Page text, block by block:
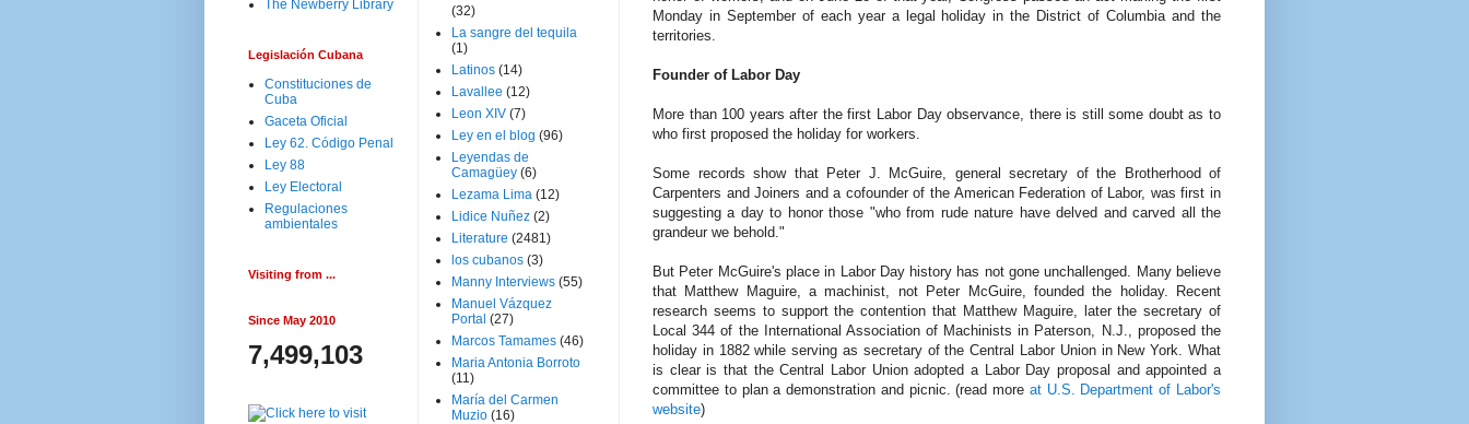
Monday in September of each year a legal holiday in the District of Columbia and the
territories.
Founder of Labor Day
More than 100 years after the first Labor Day observance, there is still some doubt as to
who first proposed the holiday for workers.
Some records show that Peter J. McGuire, general secretary of the Brotherhood of
Carpenters and Joiners and a cofounder of the American Federation of Labor, was first in
suggesting a day to honor those "who from rude nature have delved and carved all the
grandeur we behold."
But Peter McGuire's place in Labor Day history has not gone unchallenged. Many believe
that Matthew Maguire, a machinist, not Peter McGuire, founded the holiday. Recent
research seems to support the contention that Matthew Maguire, later the secretary of
Local 344 of the International Association of Machinists in Paterson, N.J., proposed the
holiday in 1882 while serving as secretary of the Central Labor Union in New York. What
is clear is that the Central Labor Union adopted a Labor Day proposal and appointed a
committee to plan a demonstration and picnic. (read more at U.S. Department of Labor's
website)
The Newberry Library
Legislación Cubana
Constituciones de
Cuba
Gaceta Oficial
Ley 62. Código Penal
Ley 88
Ley Electoral
Regulaciones
ambientales
Visiting from ...
Since May 2010
7,499,103
(32)
La sangre del tequila
(1)
Latinos (14)
Lavallee (12)
Leon XIV (7)
Ley en el blog (96)
Leyendas de
Camagüey (6)
Lezama Lima (12)
Lidice Nuñez (2)
Literature (2481)
los cubanos (3)
Manny Interviews (55)
Manuel Vázquez
Portal (27)
Marcos Tamames (46)
Maria Antonia Borroto
(11)
María del Carmen
Muzio (16)